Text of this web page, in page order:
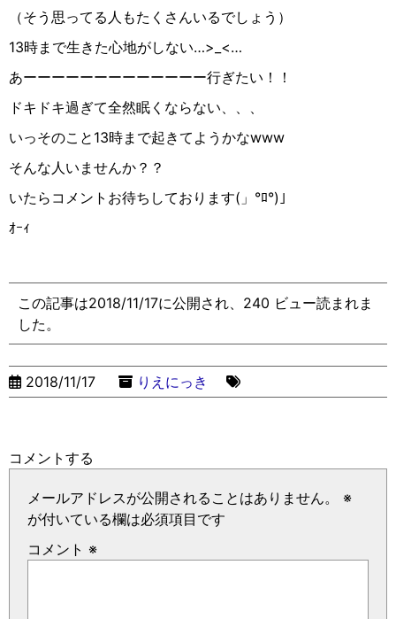
（そう思ってる人もたくさんいるでしょう）
13時まで生きた心地がしない…>_<…
あーーーーーーーーーーーーー行ぎたい！！
ドキドキ過ぎて全然眠くならない、、、
いっそのこと13時まで起きてようかなwww
そんな人いませんか？？
いたらコメントお待ちしております(」°ﾛ°)｣
ｵｰｨ
この記事は2018/11/17に公開され、240 ビュー読まれま
した。
2018/11/17 りえにっき
コメントする
メールアドレスが公開されることはありません。
※
が付いている欄は必須項目です
コメント ※